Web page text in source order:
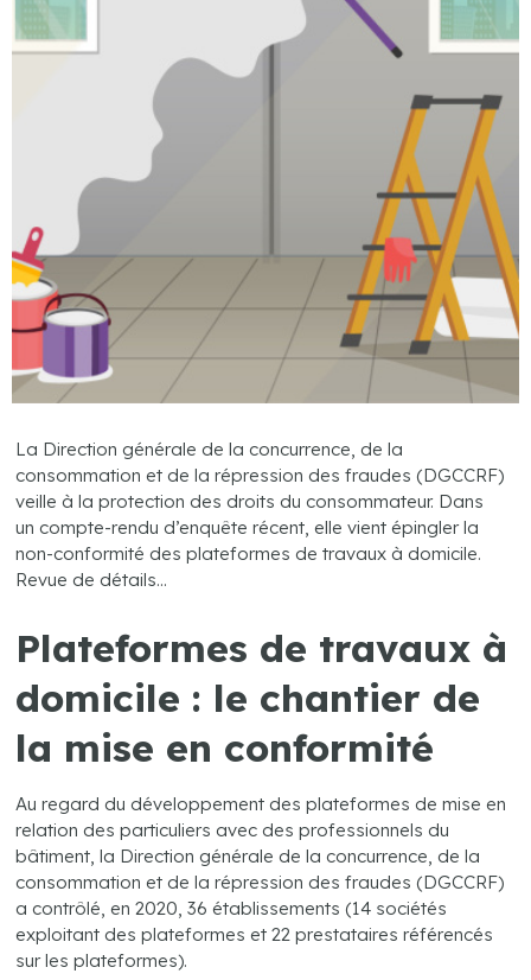
La Direction générale de la concurrence, de la
consommation et de la répression des fraudes (DGCCRF)
veille à la protection des droits du consommateur. Dans
un compte-rendu d’enquête récent, elle vient épingler la
non-conformité des plateformes de travaux à domicile.
Revue de détails…
Plateformes de travaux à
domicile : le chantier de
la mise en conformité
Au regard du développement des plateformes de mise en
relation des particuliers avec des professionnels du
bâtiment, la Direction générale de la concurrence, de la
consommation et de la répression des fraudes (DGCCRF)
a contrôlé, en 2020, 36 établissements (14 sociétés
exploitant des plateformes et 22 prestataires référencés
sur les plateformes).